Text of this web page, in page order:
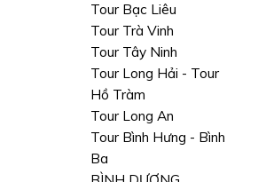
Tour Bạc Liêu
Tour Trà Vinh
Tour Tây Ninh
Tour Long Hải - Tour
Hồ Tràm
Tour Long An
Tour Bình Hưng - Bình
Ba